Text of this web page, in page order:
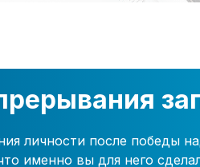
личности после победы
именно вы для него